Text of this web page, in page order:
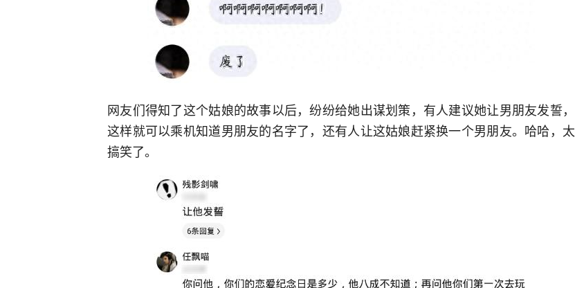
网友们得知了这个姑娘的故事以后，纷纷给她出谋划策，有人建议她让男朋友发誓，
这样就可以乘机知道男朋友的名字了，还有人让这姑娘赶紧换一个男朋友。哈哈，太
搞笑了。